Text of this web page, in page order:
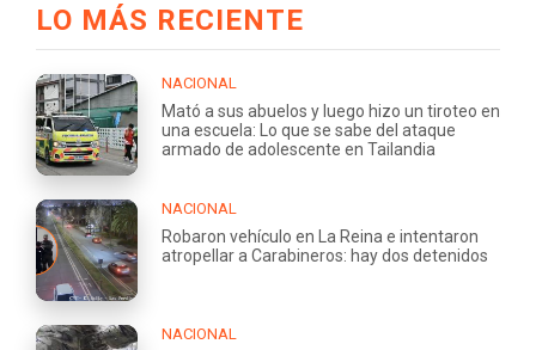
LO MÁS RECIENTE
NACIONAL
Mató a sus abuelos y luego hizo un tiroteo en
una escuela: Lo que se sabe del ataque
armado de adolescente en Tailandia
NACIONAL
Robaron vehículo en La Reina e intentaron
atropellar a Carabineros: hay dos detenidos
NACIONAL